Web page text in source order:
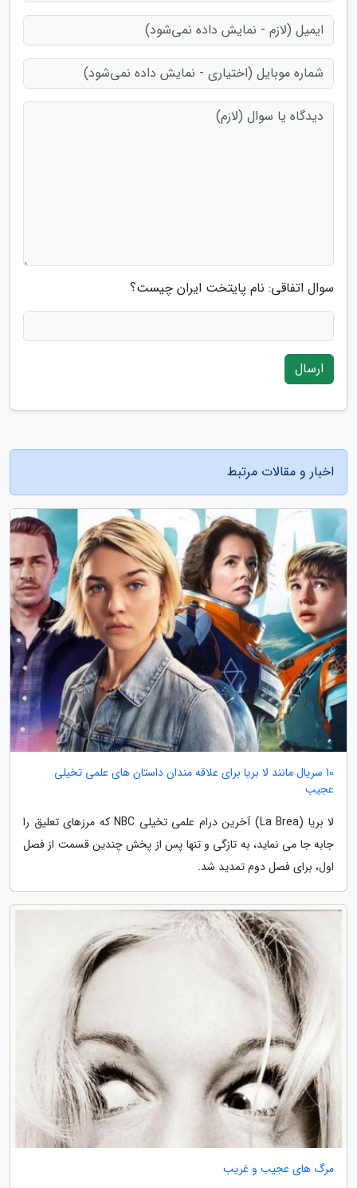
سوال اتفاقی: نام پایتخت ایران چیست؟
ارسال
اخبار و مقالات مرتبط
10 سریال مانند لا بریا برای علاقه مندان داستان های علمی تخیلی
عجیب
لا بریا (La Brea) آخرین درام علمی تخیلی NBC که مرزهای تعلیق را
جابه جا می نماید، به تازگی و تنها پس از پخش چندین قسمت از فصل
اول، برای فصل دوم تمدید شد.
مرگ های عجیب و غریب